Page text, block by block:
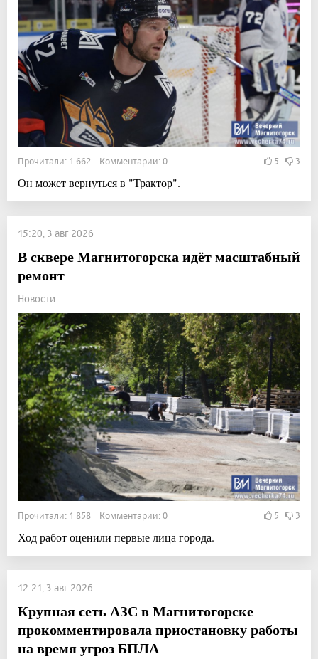
Прочитали: 1 662 Комментарии: 0 5 3
Он может вернуться в "Трактор".
15:20, 3 авг 2026
В сквере Магнитогорска идёт масштабный
ремонт
Новости
Прочитали: 1 858 Комментарии: 0 5 3
Ход работ оценили первые лица города.
12:21, 3 авг 2026
Крупная сеть АЗС в Магнитогорске
прокомментировала приостановку работы
на время угроз БПЛА